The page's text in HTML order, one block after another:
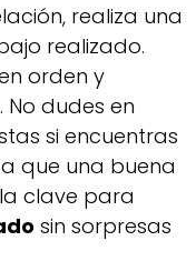
realiza una
realizado.
orden y
dudes en
si encuentras
que una buena
clave para
sin sorpresas